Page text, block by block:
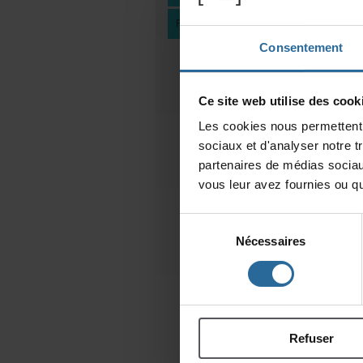
Consentement
consentement
Nécessaires
Refuser
FAIREUNDON